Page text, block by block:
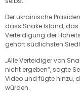
Der ukrainische
dass Snake Island,
Verteidigung der
gehört südlichsten
„Alle Verteidiger von
nicht ergeben“, sagte
Video und fügte hinzu,
würden.